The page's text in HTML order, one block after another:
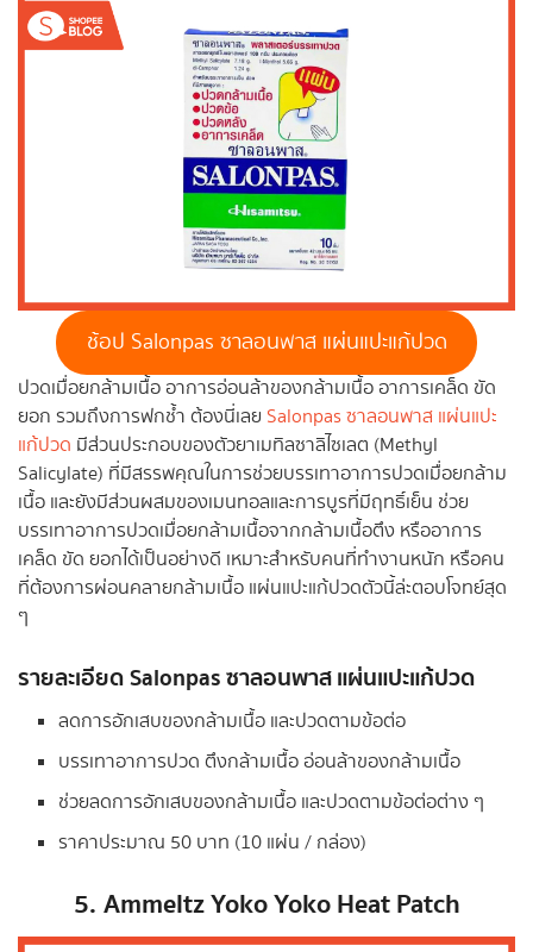
ช้อป Salonpas ซาลอนพาส แผ่นแปะแก้ปวด
ปวดเมื่อยกล้ามเนื้อ อาการอ่อนล้าของกล้ามเนื้อ อาการเคล็ด ขัด
ยอก รวมถึงการฟกช้ำ ต้องนี่เลย Salonpas ซาลอนพาส แผ่นแปะ
แก้ปวด มีส่วนประกอบของตัวยาเมทิลซาลิไซเลต (Methyl
Salicylate) ที่มีสรรพคุณในการช่วยบรรเทาอาการปวดเมื่อยกล้าม
เนื้อ และยังมีส่วนผสมของเมนทอลและการบูรที่มีฤทธิ์เย็น ช่วย
บรรเทาอาการปวดเมื่อยกล้ามเนื้อจากกล้ามเนื้อตึง หรืออาการ
เคล็ด ขัด ยอกได้เป็นอย่างดี เหมาะสำหรับคนที่ทำงานหนัก หรือคน
ที่ต้องการผ่อนคลายกล้ามเนื้อ แผ่นแปะแก้ปวดตัวนี้ล่ะตอบโจทย์สุด
ๆ
รายละเอียดSalonpas ซาลอนพาส แผ่นแปะแก้ปวด
ลดการอักเสบของกล้ามเนื้อ และปวดตามข้อต่อ
บรรเทาอาการปวด ตึงกล้ามเนื้อ อ่อนล้าของกล้ามเนื้อ
ช่วยลดการอักเสบของกล้ามเนื้อ และปวดตามข้อต่อต่าง ๆ
ราคาประมาณ 50 บาท (10 แผ่น / กล่อง)
5. Ammeltz Yoko Yoko Heat Patch